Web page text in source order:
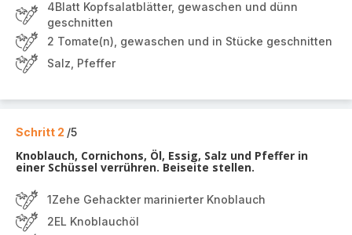
4Blatt Kopfsalatblätter, gewaschen und dünn
geschnitten
2 Tomate(n), gewaschen und in Stücke geschnitten
Salz, Pfeffer
Schritt 2 /5
Knoblauch, Cornichons, Öl, Essig, Salz und Pfeffer in
einer Schüssel verrühren. Beiseite stellen.
1Zehe Gehackter marinierter Knoblauch
2EL Knoblauchöl